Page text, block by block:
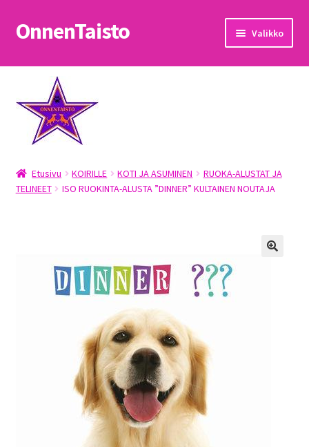
Siirry
navigointiin
Siirry
sisältöön
OnnenTaisto Valikko
Etusivu
Kassa
Oma tili
OnnenTaisto
Tietosuojaseloste
Toimitusehdot
Etusivu KOIRILLE KOTI JA ASUMINEN
RUOKA-ALUSTAT JA
TELINEET
ISO RUOKINTA-ALUSTA ”DINNER” KULTAINEN NOUTAJA